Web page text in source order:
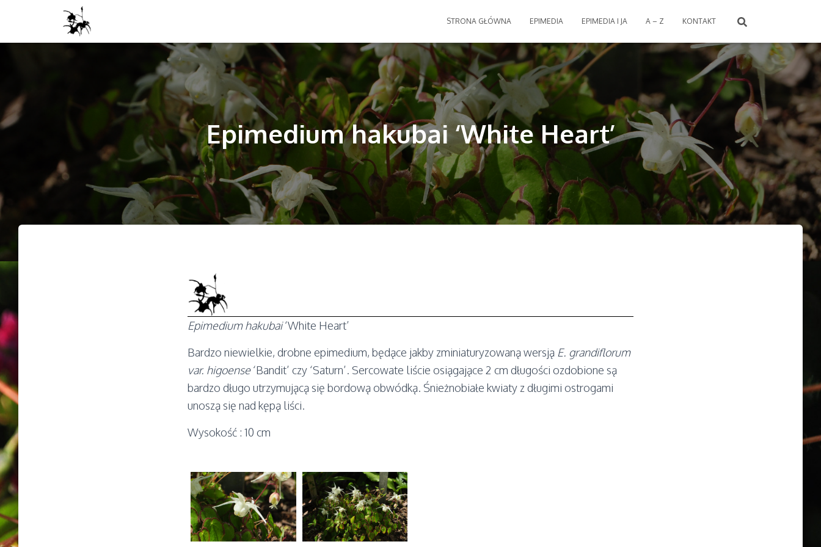
STRONA GŁÓWNA EPIMEDIA EPIMEDIA I JA A – Z KONTAKT
Epimedium hakubai ‘White Heart’
Epimedium hakubai‘White Heart’
Bardzo niewielkie, drobne epimedium, będące jakby zminiaturyzowaną wersją E. grandiflorum
var. higoense‘Bandit’ czy ‘Saturn’. Sercowate liście osiągające 2 cm długości ozdobione są
bardzo długo utrzymującą się bordową obwódką. Śnieżnobiałe kwiaty z długimi ostrogami
unoszą się nad kępą liści.
Wysokość : 10 cm